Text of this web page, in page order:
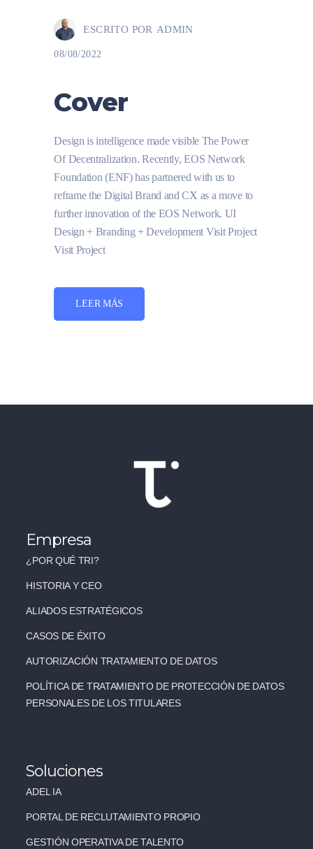
ESCRITO POR ADMIN
08/08/2022
Cover
Design is intelligence made visible The Power
Of Decentralization. Recently, EOS Network
Foundation (ENF) has partnered with us to
reframe the Digital Brand and CX as a move to
further innovation of the EOS Network. UI
Design + Branding + Development Visit Project
Visit Project
LEER MÁS
Empresa
¿POR QUÉ TRI?
HISTORIA Y CEO
ALIADOS ESTRATÉGICOS
CASOS DE ÉXITO
AUTORIZACIÓN TRATAMIENTO DE DATOS
POLÍTICA DE TRATAMIENTO DE PROTECCIÓN DE DATOS
PERSONALES DE LOS TITULARES
Soluciones
ADEL IA
PORTAL DE RECLUTAMIENTO PROPIO
GESTIÓN OPERATIVA DE TALENTO